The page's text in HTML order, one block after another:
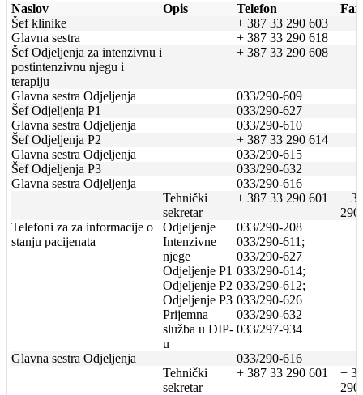
Naslov Opis Telefon
Fax
Šef klinike
+ 387 33 290 603
Glavna sestra
+ 387 33 290 618
Šef Odjeljenja za intenzivnu i
postintenzivnu njegu i
terapiju
+ 387 33 290 608
Glavna sestra Odjeljenja
033/290-609
Šef Odjeljenja P1
033/290-627
Glavna sestra Odjeljenja
033/290-610
Šef Odjeljenja P2
+ 387 33 290 614
Glavna sestra Odjeljenja
033/290-615
Šef Odjeljenja P3
033/290-632
Glavna sestra Odjeljenja
033/290-616
Tehnički
sekretar
+ 387 33 290 601
+
290
Telefoni za za informacije o
stanju pacijenata
Odjeljenje
Intenzivne
njege
Odjeljenje P1
Odjeljenje P2
Odjeljenje P3
Prijemna
služba u DIP-
u
033/290-208
033/290-611;
033/290-627
033/290-614;
033/290-612;
033/290-626
033/290-632
033/297-934
Glavna sestra Odjeljenja
033/290-616
Tehnički
sekretar
+ 387 33 290 601
+
290